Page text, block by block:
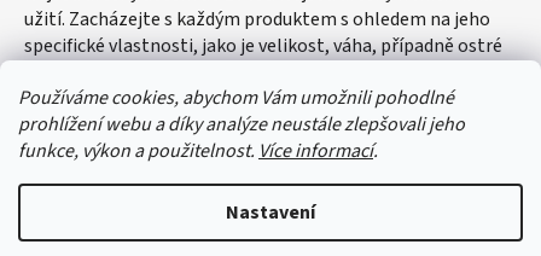
Používáme cookies, abychom Vám umožnili pohodlné
prohlížení webu a díky analýze neustále zlepšovali jeho
funkce, výkon a použitelnost. Více informací.
Nastavení
užití. Zacházejte s každým produktem s ohledem na jeho
specifické vlastnosti, jako je velikost, váha, případně ostré